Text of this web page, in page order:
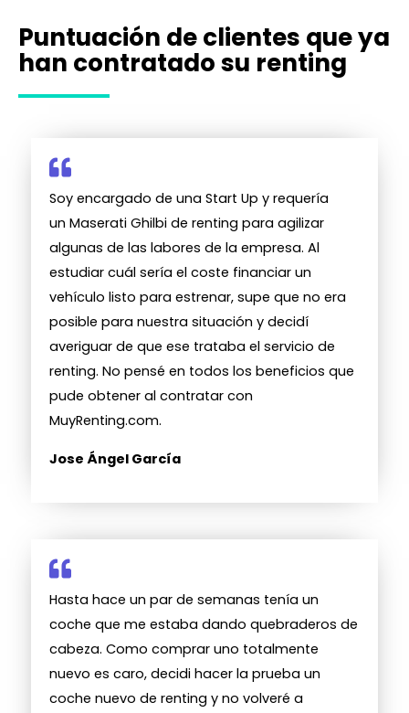
Puntuación de clientes que ya
han contratado su renting
Soy encargado de una Start Up y requería
un Maserati Ghilbi de renting para agilizar
algunas de las labores de la empresa. Al
estudiar cuál sería el coste financiar un
vehículo listo para estrenar, supe que no era
posible para nuestra situación y decidí
averiguar de que ese trataba el servicio de
renting. No pensé en todos los beneficios que
pude obtener al contratar con
MuyRenting.com.
Jose Ángel García
Hasta hace un par de semanas tenía un
coche que me estaba dando quebraderos de
cabeza. Como comprar uno totalmente
nuevo es caro, decidi hacer la prueba un
coche nuevo de renting y no volveré a